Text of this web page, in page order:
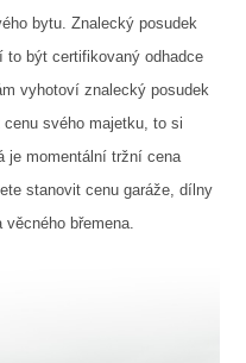
bytu. Znalecký posudek
to být certifikovaný odhadce
vyhotoví znalecký posudek
cenu svého majetku, to si
je momentální tržní cena
stanovit cenu garáže, dílny
břemena.